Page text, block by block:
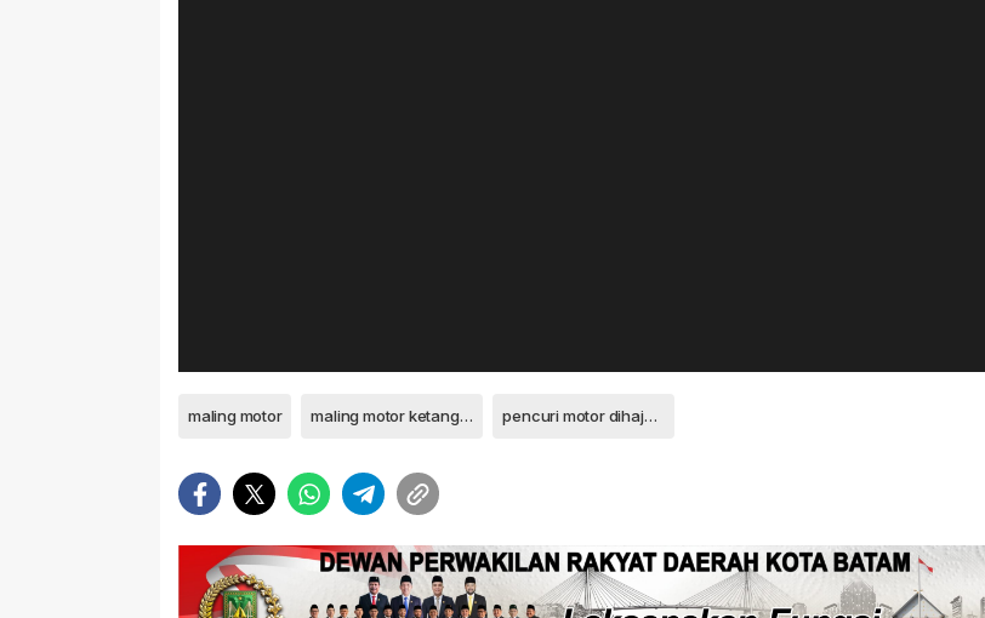
maling motor maling motor ketangkap pencuri motor dihajar warga